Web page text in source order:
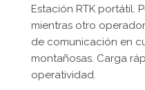
Estación RTK portátil.
mientras otro
de comunicación en
montañosas. Carga
operatividad.